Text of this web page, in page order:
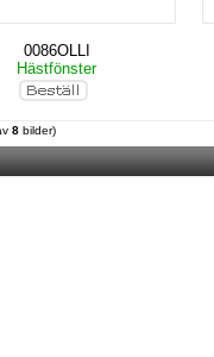
0086OLLI
Hästfönster
8 bilder)